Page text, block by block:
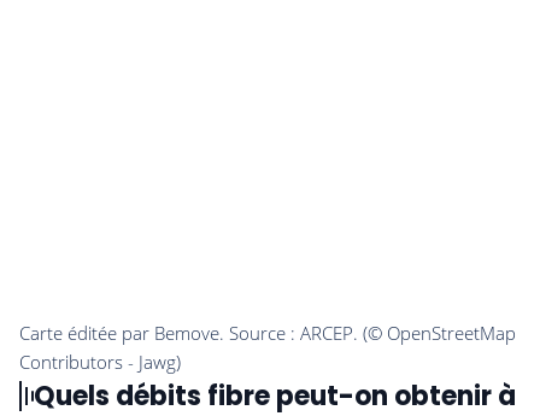
Quels débits fibre peut-on obtenir à